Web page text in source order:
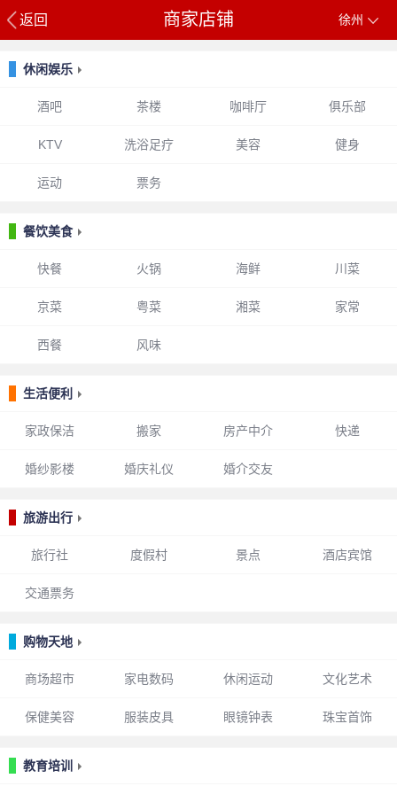
返回 徐州
商家店铺
休闲娱乐
酒吧 茶楼 咖啡厅 俱乐部
KTV 洗浴足疗 美容 健身
运动 票务
餐饮美食
快餐 火锅 海鲜 川菜
京菜 粤菜 湘菜 家常
西餐 风味
生活便利
家政保洁 搬家 房产中介 快递
婚纱影楼 婚庆礼仪 婚介交友
旅游出行
旅行社 度假村 景点 酒店宾馆
交通票务
购物天地
商场超市 家电数码 休闲运动 文化艺术
保健美容 服装皮具 眼镜钟表 珠宝首饰
教育培训